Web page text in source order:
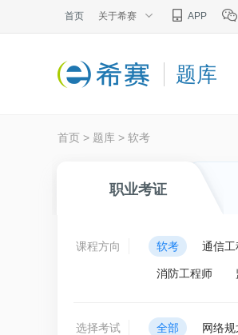
首页 关于希赛 APP
题库
首页 > 题库 > 软考
职业考证
课程方向 软考 通信工
消防工程师
选择考试 全部 网络